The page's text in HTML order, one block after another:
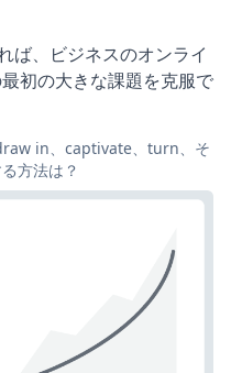
、ビジネスのオンライ
初の大きな課題を克服で
in、captivate、turn、そ
方法は？